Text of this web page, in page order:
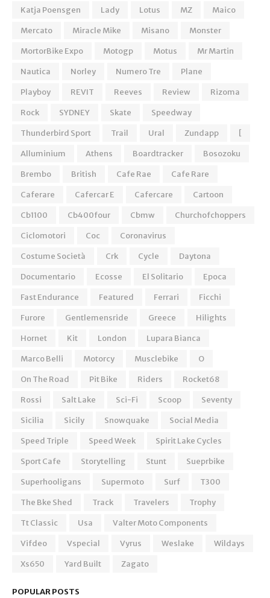
Katja Poensgen
Lady Lotus MZ
Maico
Mercato
Miracle Mike Misano
Monster
MortorBike Expo
Motogp Motus
Mr Martin
Nautica
Norley Numero Tre
Plane
Playboy
REVIT Reeves Review
Rizoma
Rock
SYDNEY Skate
Speedway
Thunderbird Sport
Trail Ural Zundapp
[
Alluminium
Athens Boardtracker
Bosozoku
Brembo
British Cafe Rae
Cafe Rare
Caferare
Cafercar E Cafercare
Cartoon
Cb1100
Cb400four Cbmw
Churchofchoppers
Ciclomotori
Coc
Coronavirus
Costume Società
Crk Cycle
Daytona
Documentario
Ecosse El Solitario
Epoca
Fast Endurance
Featured Ferrari
Ficchi
Furore
Gentlemensride Greece
Hilights
Hornet
Kit London
Lupara Bianca
Marco Belli
Motorcy Musclebike
O
On The Road
Pit Bike Riders
Rocket68
Rossi
Salt Lake Sci-Fi Scoop
Seventy
Sicilia
Sicily Snowquake
Social Media
Speed Triple
Speed Week
Spirit Lake Cycles
Sport Cafe
Storytelling Stunt
Sueprbike
Superhooligans
Supermoto Surf
T300
The Bke Shed
Track Travelers
Trophy
Tt Classic
Usa
Valter Moto Components
Vifdeo
Vspecial Vyrus Weslake
Wildays
Xs650
Yard Built Zagato
POPULAR POSTS